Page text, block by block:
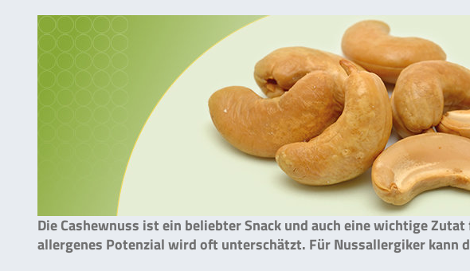
Die Cashewnuss ist ein beliebter Snack und auch eine wichtige
allergenes Potenzial wird oft unterschätzt. Für Nussallergiker kann